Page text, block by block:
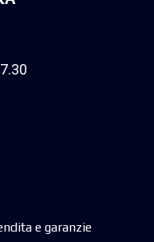
e garanzie